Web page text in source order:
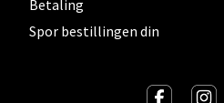
Betaling
Spor bestillingen din